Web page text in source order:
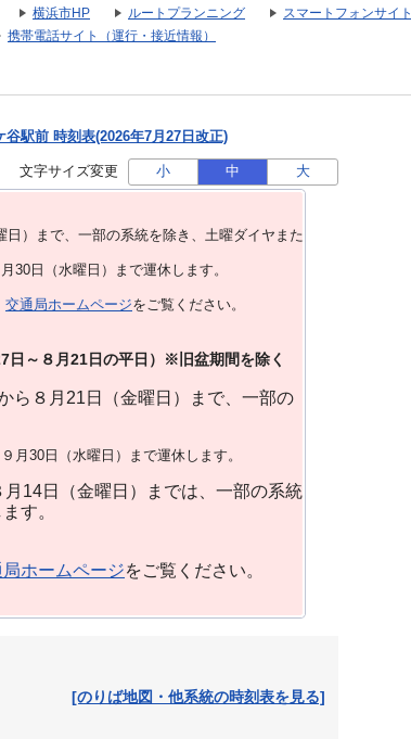
横浜市HP ルートプランニング
スマートフォンサイト
携帯電話サイト（運行・接近情報）
谷駅前 時刻表(2026年7月27日改正)
文字サイズ変更 小 中 大
）まで、⼀部の系統を除き、⼟曜ダイヤまた
日（水曜日）まで運休します。
交通局ホームページをご覧ください。
日～８月21日の平日）※旧盆期間を除く
ら８月21日（金曜日）まで、一部の
30日（水曜日）まで運休します。
14日（金曜日）までは、一部の系統
す。
ホームページをご覧ください。
[のりば地図・他系統の時刻表を見る]